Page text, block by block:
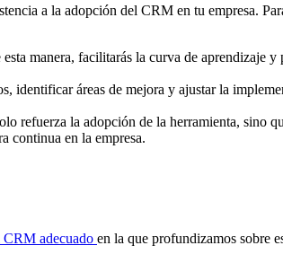
a la adopción del CRM en tu empresa.
manera, facilitarás la curva de aprendizaje
identificar áreas de mejora y ajustar la
refuerza la adopción de la herramienta, sino
continua en la empresa.
adecuado en la que profundizamos sobre